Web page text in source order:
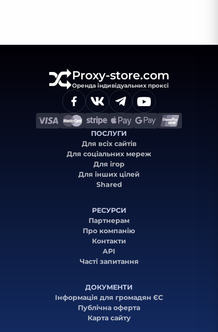
Proxy-store.com
Оренда індивідуальних проксі
ПОСЛУГИ
Для всіх сайтів
Для соціальних мереж
Для ігор
Для інших цілей
Shared
РЕСУРСИ
Партнерам
Про компанію
Контакти
API
Часті запитання
ДОКУМЕНТИ
Інформація для громадян ЄС
Публічна оферта
Карта сайту